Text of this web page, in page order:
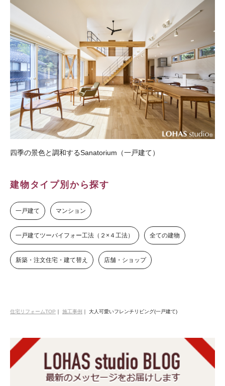
四季の景色と調和するSanatorium（一戸建て）
建物タイプ別から探す
一戸建て マンション
一戸建てツーバイフォー工法（２×４工法） 全ての建物
新築・注文住宅・建て替え 店舗・ショップ
住宅リフォームTOP ｜ 施工事例 ｜ 大人可愛いフレンチリビング(一戸建て)